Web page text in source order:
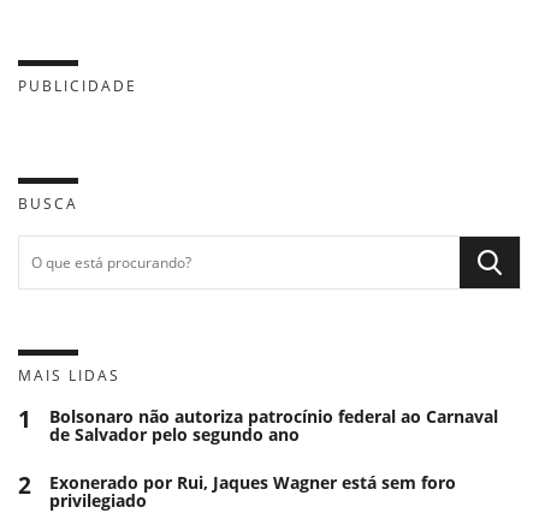
PUBLICIDADE
BUSCA
MAIS LIDAS
1 Bolsonaro não autoriza patrocínio federal ao Carnaval
de Salvador pelo segundo ano
2 Exonerado por Rui, Jaques Wagner está sem foro
privilegiado